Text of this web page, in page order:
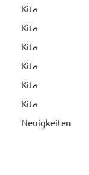
Kita
Kita
Kita
Kita
Kita
Kita
Neuigkeiten